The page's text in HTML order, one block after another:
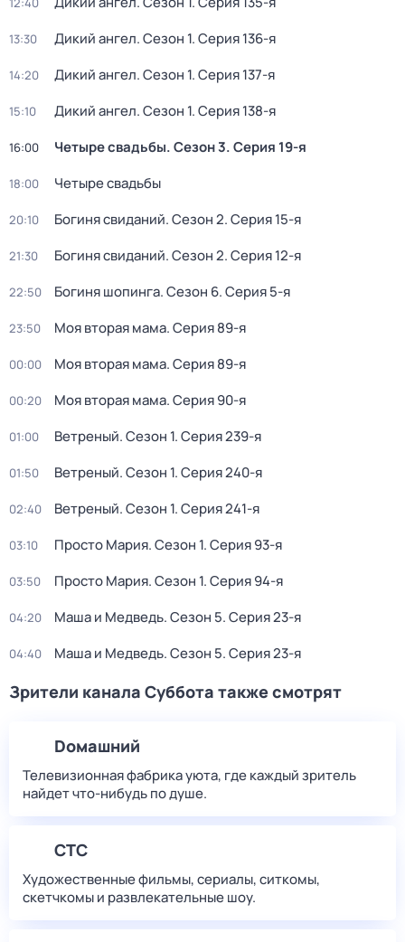
13:30 Дикий ангел. Сезон 1. Серия 136-я
14:20 Дикий ангел. Сезон 1. Серия 137-я
15:10 Дикий ангел. Сезон 1. Серия 138-я
16:00 Четыре свадьбы. Сезон 3. Серия 19-я
18:00 Четыре свадьбы
20:10 Богиня свиданий. Сезон 2. Серия 15-я
21:30 Богиня свиданий. Сезон 2. Серия 12-я
22:50 Богиня шопинга. Сезон 6. Серия 5-я
23:50 Моя вторая мама. Серия 89-я
00:00 Моя вторая мама. Серия 89-я
00:20 Моя вторая мама. Серия 90-я
01:00 Ветреный. Сезон 1. Серия 239-я
01:50 Ветреный. Сезон 1. Серия 240-я
02:40 Ветреный. Сезон 1. Серия 241-я
03:10 Просто Мария. Сезон 1. Серия 93-я
03:50 Просто Мария. Сезон 1. Серия 94-я
04:20 Маша и Медведь. Сезон 5. Серия 23-я
04:40 Маша и Медведь. Сезон 5. Серия 23-я
Зрители канала Суббота также смотрят
Dомашний
Телевизионная фабрика уюта, где каждый зритель
найдет что‑нибудь по душе.
СТС
Художественные фильмы, сериалы, ситкомы,
скетчкомы и развлекательные шоу.